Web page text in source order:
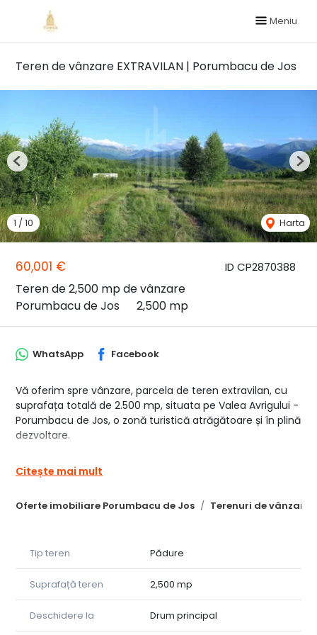
Meniu
Teren de vânzare EXTRAVILAN | Porumbacu de Jos
ID CP2870388
60,001 €
Teren de 2,500 mp de vânzare
Porumbacu de Jos
2,500 mp
1 /10 Harta
Previous
Oferte imobiliare Porumbacu de Jos Terenuri de vânzare
WhatsApp Facebook
Vă oferim spre vânzare, parcela de teren extravilan, cu
suprafața totală de 2.500 mp, situata pe Valea Avrigului -
Porumbacu de Jos, o zonă turistică atrăgătoare și în plină
dezvoltare.
de munții Făgăraș, fiind locul ideal pentru căsuța de
• elaborare PUZ in lucru
• Preț 26 euro/mp
• Acces facil, pe drum pietruit, la câteva minute de DJ
105F
sursă de apă (prin foraj puț apă)
Citește mai mult
Tip teren Pădure
Suprafață teren 2,500 mp
Deschidere la Drum principal